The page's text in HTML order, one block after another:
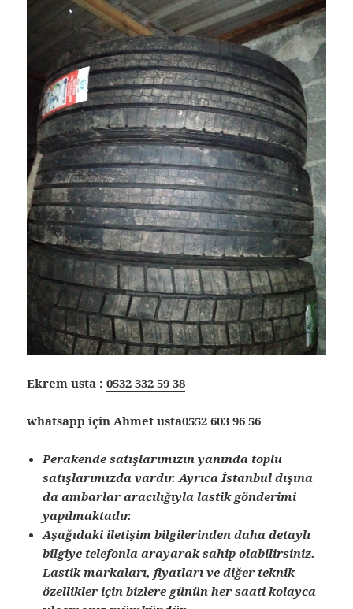
Ekrem usta :0532 332 59 38
whatsapp için Ahmet usta0552 603 96 56
Perakende satışlarımızın yanında toplu
satışlarımızda vardır. Ayrıca İstanbul dışına
da ambarlar aracılığıyla lastik gönderimi
yapılmaktadır.
Aşağıdaki iletişim bilgilerinden daha detaylı
bilgiye telefonla arayarak sahip olabilirsiniz.
Lastik markaları, fiyatları ve diğer teknik
özellikler için bizlere günün her saati kolayca